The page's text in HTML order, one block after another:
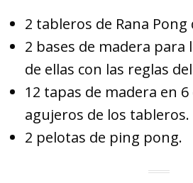
2 tableros de Rana Pong
2 bases de madera para
de ellas con las reglas
12 tapas de madera en
agujeros de los tableros.
2 pelotas de ping pong.